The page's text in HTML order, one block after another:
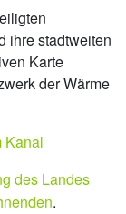
ihre stadtweiten
Karte
der Wärme
Kanal
des Landes
.